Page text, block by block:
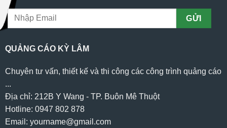
QUẢNG CÁO KỲ LÂM
Chuyên tư vấn, thiết kế và thi công các công trình quảng cáo
...
Địa chỉ: 212B Y Wang - TP. Buôn Mê Thuột
Hotline: 0947 802 878
Email: yourname@gmail.com